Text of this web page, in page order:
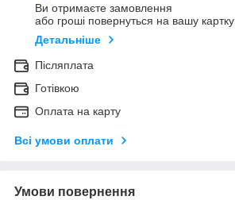
Ви отримаєте замовлення
або гроші повернуться на вашу картку
Детальніше
Післяплата
Готівкою
Оплата на карту
Всі умови оплати
Умови повернення